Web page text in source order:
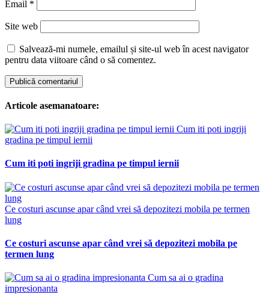
Email *
Site web
Salvează-mi numele, emailul și site-ul web în acest navigator
pentru data viitoare când o să comentez.
Articole asemanatoare:
Cum iti poti ingriji
gradina pe timpul iernii
Cum iti poti ingriji gradina pe timpul iernii
Ce costuri ascunse apar când vrei să depozitezi mobila pe termen
lung
Ce costuri ascunse apar când vrei să depozitezi mobila pe
termen lung
Cum sa ai o gradina
impresionanta